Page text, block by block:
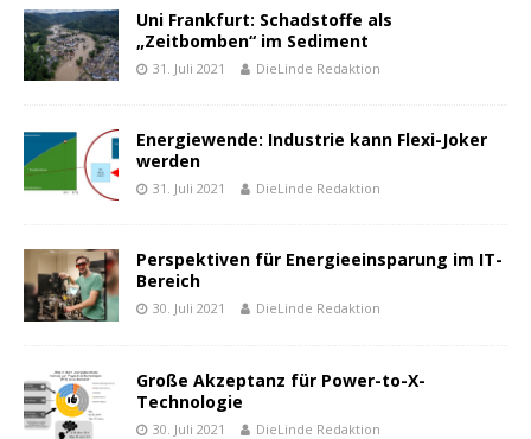
Uni Frankfurt: Schadstoffe als
„Zeitbomben“ im Sediment
31. Juli 2021 DieLinde Redaktion
Energiewende: Industrie kann Flexi-Joker
werden
31. Juli 2021 DieLinde Redaktion
Perspektiven für Energieeinsparung im IT-
Bereich
30. Juli 2021 DieLinde Redaktion
Große Akzeptanz für Power-to-X-
Technologie
30. Juli 2021 DieLinde Redaktion